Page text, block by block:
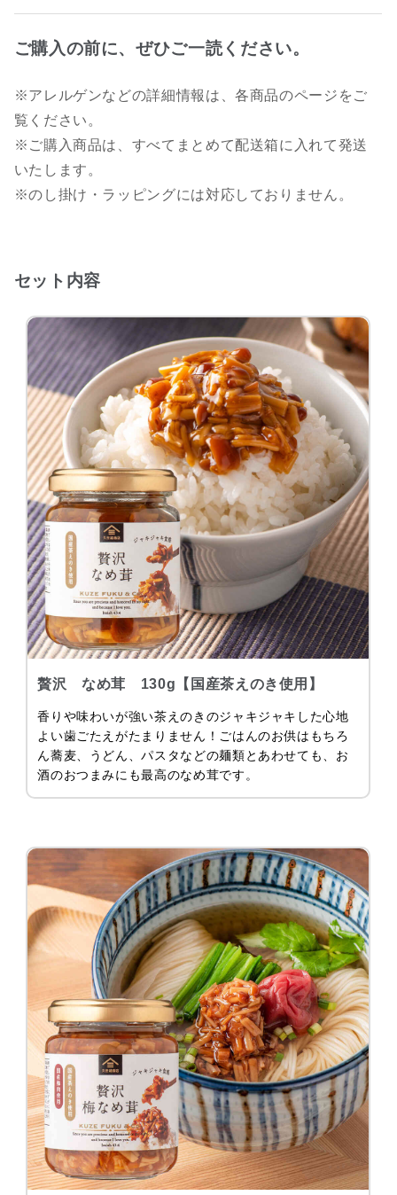
ご購入の前に、ぜひご一読ください。
※アレルゲンなどの詳細情報は、各商品のページをご
覧ください。
※ご購入商品は、すべてまとめて配送箱に入れて発送
いたします。
※のし掛け・ラッピングには対応しておりません。
セット内容
贅沢 なめ茸 130g【国産茶えのき使用】
香りや味わいが強い茶えのきのジャキジャキした心地
よい歯ごたえがたまりません！ごはんのお供はもちろ
ん蕎麦、うどん、パスタなどの麺類とあわせても、お
酒のおつまみにも最高のなめ茸です。